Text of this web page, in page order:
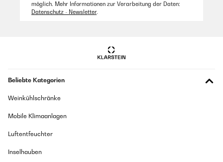
möglich. Mehr Informationen zur Verarbeitung der Daten:
Datenschutz - Newsletter.
Beliebte Kategorien
Weinkühlschränke
Mobile Klimaanlagen
Luftentfeuchter
Inselhauben